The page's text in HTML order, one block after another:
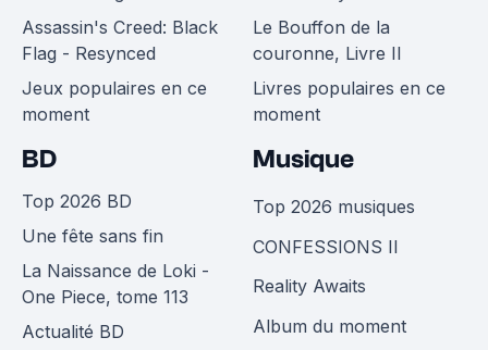
Assassin's Creed: Black
Flag - Resynced
Jeux populaires en ce
moment
Le Bouffon de la
couronne, Livre II
Livres populaires en ce
moment
BD
Top 2026 BD
Une fête sans fin
La Naissance de Loki -
One Piece, tome 113
Actualité BD
Musique
Top 2026 musiques
CONFESSIONS II
Reality Awaits
Album du moment